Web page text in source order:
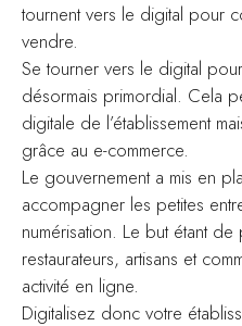
tournent vers le digital pour
vendre.
Se tourner vers le digital
désormais primordial. Cela
digitale de l’établissement
grâce au e-commerce.
Le gouvernement a mis en
accompagner les petites
numérisation. Le but étant
restaurateurs, artisans et
activité en ligne.
Digitalisez donc votre